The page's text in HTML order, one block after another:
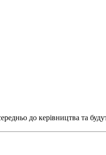
до керівництва та